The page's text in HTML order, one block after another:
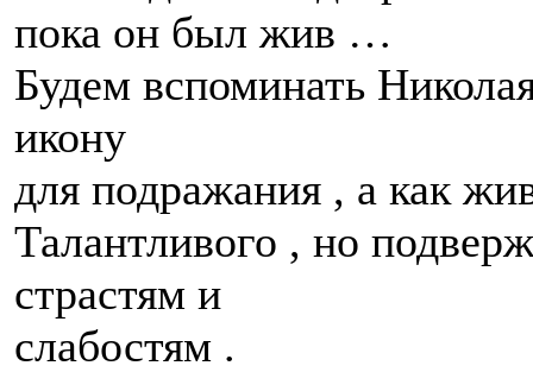
пока он был жив …
Будем вспоминать
икону
для подражания , а как
Талантливого , но
страстям и
слабостям .